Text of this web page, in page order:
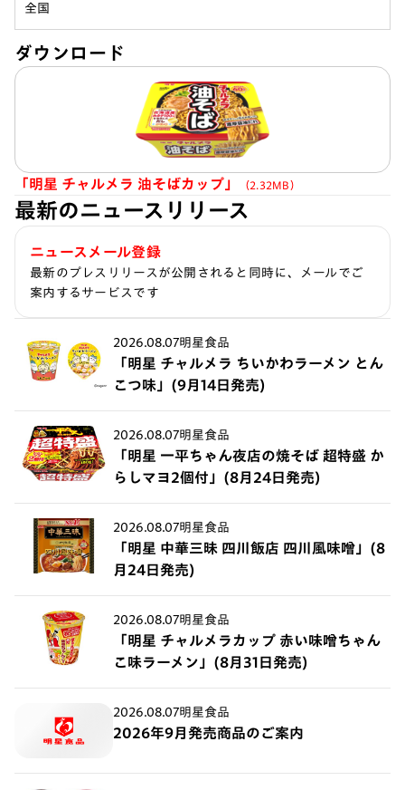
全国
ダウンロード
「明星 チャルメラ 油そばカップ​」 （2.32MB）
最新のニュースリリース
ニュースメール登録
最新のプレスリリースが公開されると同時に、メールでご
案内するサービスです
2026.08.07明星食品
「明星 チャルメラ ちいかわラーメン とん
こつ味」(9月14日発売)
2026.08.07明星食品
「明星 一平ちゃん夜店の焼そば 超特盛 か
らしマヨ2個付」(8月24日発売)
2026.08.07明星食品
「明星 中華三昧 四川飯店 四川風味噌」(8
月24日発売)
2026.08.07明星食品
「明星 チャルメラカップ 赤い味噌ちゃん
こ味ラーメン」(8月31日発売)
2026.08.07明星食品
2026年9月発売商品のご案内